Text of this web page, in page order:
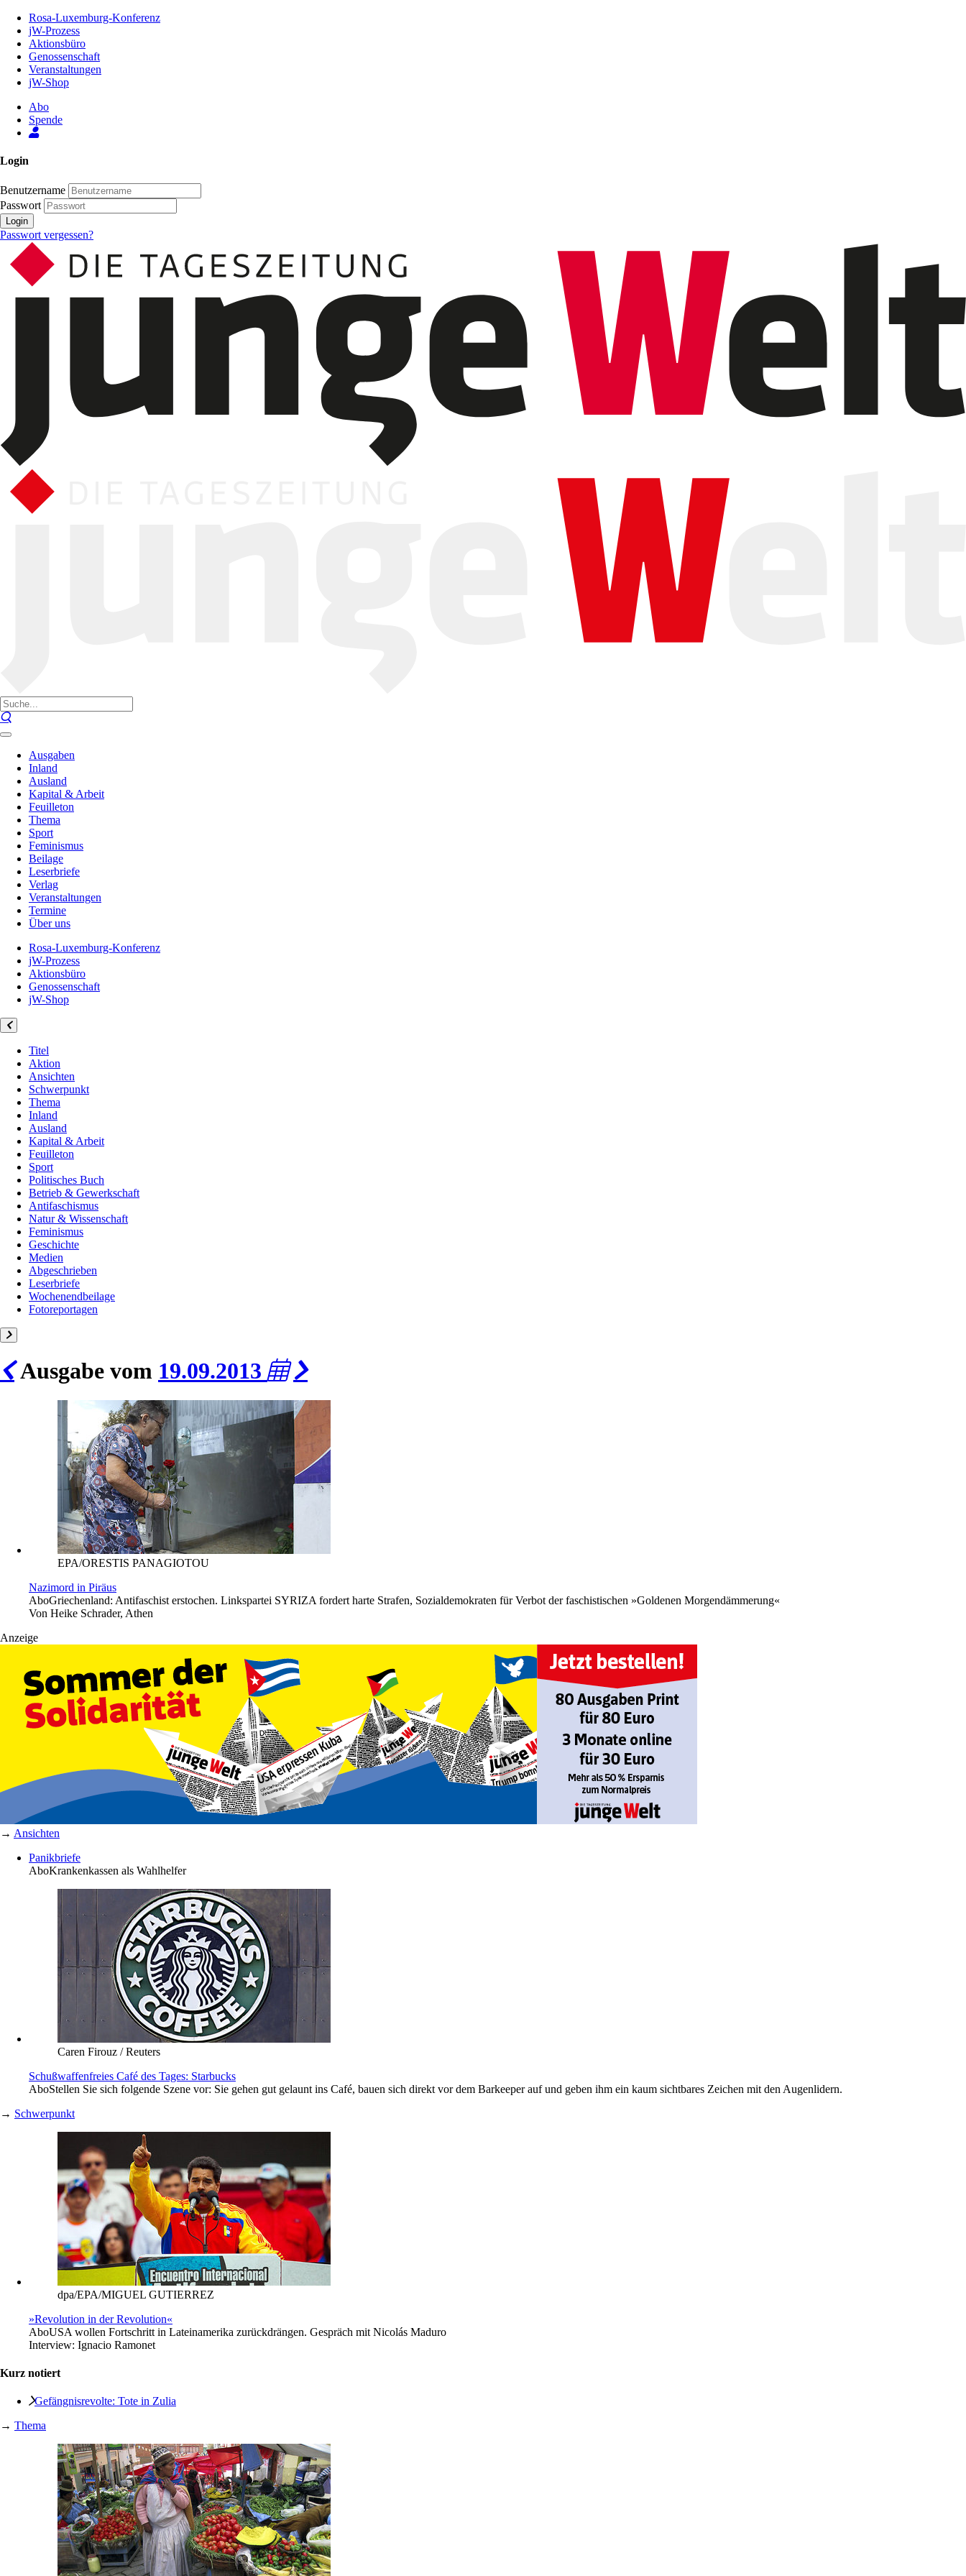
Inhalt
Seite
Rosa-Luxemburg-Konferenz
jW-Prozess
Aktionsbüro
Genossenschaft
Veranstaltungen
jW-Shop
Abo
Spende
Login
Benutzername
Passwort
Login
Passwort vergessen?
Ausgaben
Inland
Ausland
Kapital & Arbeit
Feuilleton
Thema
Sport
Feminismus
Beilage
Leserbriefe
Verlag
Veranstaltungen
Termine
Über uns
Rosa-Luxemburg-Konferenz
jW-Prozess
Aktionsbüro
Genossenschaft
jW-Shop
Titel
Aktion
Ansichten
Schwerpunkt
Thema
Inland
Ausland
Kapital & Arbeit
Feuilleton
Sport
Politisches Buch
Betrieb & Gewerkschaft
Antifaschismus
Natur & Wissenschaft
Feminismus
Geschichte
Medien
Abgeschrieben
Leserbriefe
Wochenendbeilage
Fotoreportagen
Ausgabe vom 19.09.2013
EPA/ORESTIS PANAGIOTOU
Nazimord in Piräus
AboGriechenland: Antifaschist erstochen. Linkspartei SYRIZA fordert harte Strafen, Sozialdemokraten für Verbot der faschistischen »Goldenen Morgendämmerung«
Von Heike Schrader, Athen
Anzeige
→ Ansichten
Panikbriefe
AboKrankenkassen als Wahlhelfer
Caren Firouz / Reuters
Schußwaffenfreies Café des Tages: Starbucks
AboStellen Sie sich folgende Szene vor: Sie gehen gut gelaunt ins Café, bauen sich direkt vor dem Barkeeper auf und geben ihm ein kaum sichtbares Zeichen mit den Augenlidern.
→ Schwerpunkt
dpa/EPA/MIGUEL GUTIERREZ
»Revolution in der Revolution«
AboUSA wollen Fortschritt in Lateinamerika zurückdrängen. Gespräch mit Nicolás Maduro
Interview: Ignacio Ramonet
Kurz notiert
Gefängnisrevolte: Tote in Zulia
→ Thema